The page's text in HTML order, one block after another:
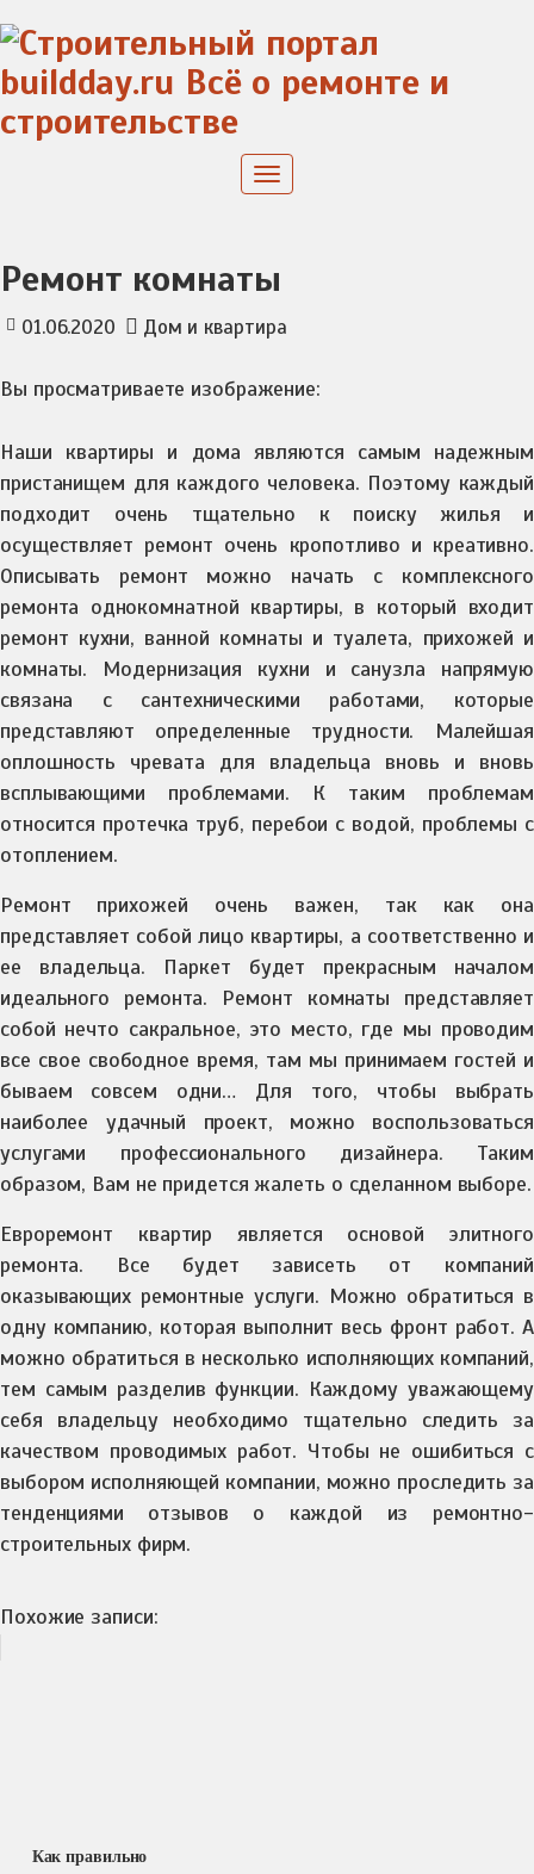
to
content
Toggle
Ремонт комнаты
01.06.2020 Дом и квартира
Вы просматриваете изображение:
Наши квартиры и дома являются самым надежным
пристанищем для каждого человека. Поэтому каждый
подходит очень тщательно к поиску жилья и
осуществляет ремонт очень кропотливо и креативно.
Описывать ремонт можно начать с комплексного
ремонта однокомнатной квартиры, в который входит
ремонт кухни, ванной комнаты и туалета, прихожей и
комнаты. Модернизация кухни и санузла напрямую
связана с сантехническими работами, которые
представляют определенные трудности. Малейшая
оплошность чревата для владельца вновь и вновь
всплывающими проблемами. К таким проблемам
относится протечка труб, перебои с водой, проблемы с
отоплением.
Ремонт прихожей очень важен, так как она
представляет собой лицо квартиры, а соответственно и
ее владельца. Паркет будет прекрасным началом
идеального ремонта. Ремонт комнаты представляет
собой нечто сакральное, это место, где мы проводим
все свое свободное время, там мы принимаем гостей и
бываем совсем одни… Для того, чтобы выбрать
наиболее удачный проект, можно воспользоваться
услугами профессионального дизайнера. Таким
образом, Вам не придется жалеть о сделанном выборе.
Евроремонт квартир является основой элитного
ремонта. Все будет зависеть от компаний
оказывающих ремонтные услуги. Можно обратиться в
одну компанию, которая выполнит весь фронт работ. А
можно обратиться в несколько исполняющих компаний,
тем самым разделив функции. Каждому уважающему
себя владельцу необходимо тщательно следить за
качеством проводимых работ. Чтобы не ошибиться с
выбором исполняющей компании, можно проследить за
тенденциями отзывов о каждой из ремонтно-
строительных фирм.
Похожие записи:
Как правильно